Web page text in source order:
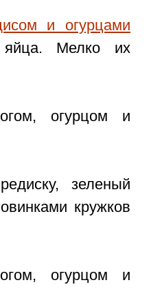
и огурцами
яйца. Мелко их
зеленый
кружков